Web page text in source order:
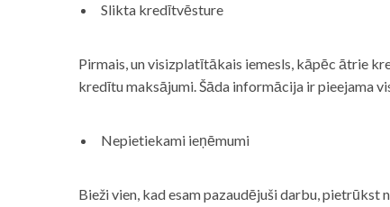
Slikta kredītvēsture
Pirmais, un visizplatītākais iemesls, kāpēc ātrie
kredītu maksājumi. Šāda informācija ir pieejama
Nepietiekami ieņēmumi
Bieži vien, kad esam pazaudējuši darbu,